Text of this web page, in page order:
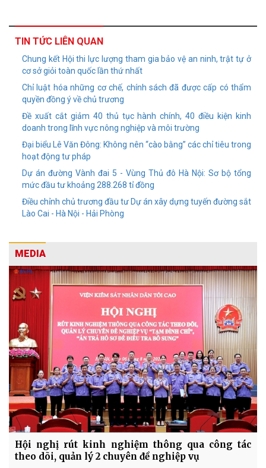
TIN TỨC LIÊN QUAN
Chung kết Hội thi lực lượng tham gia bảo vệ an ninh, trật tự ở
cơ sở giỏi toàn quốc lần thứ nhất
Chỉ luật hóa những cơ chế, chính sách đã được cấp có thẩm
quyền đồng ý về chủ trương
Đề xuất cắt giảm 40 thủ tục hành chính, 40 điều kiện kinh
doanh trong lĩnh vực nông nghiệp và môi trường
Đại biểu Lê Văn Đông: Không nên “cào bằng” các chỉ tiêu trong
hoạt động tư pháp
Dự án đường Vành đai 5 - Vùng Thủ đô Hà Nội: Sơ bộ tổng
mức đầu tư khoảng 288.268 tỉ đồng
Điều chỉnh chủ trương đầu tư Dự án xây dựng tuyến đường sắt
Lào Cai - Hà Nội - Hải Phòng
MEDIA
Hội nghị rút kinh nghiệm thông qua công tác
theo dõi, quản lý 2 chuyên đề nghiệp vụ